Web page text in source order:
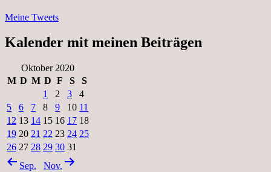
Meine Tweets
Kalender mit meinen Beiträgen
Oktober 2020
M D M D F S
S
1
2 3
4
5
6 7 8 9 10 11
12 13 14 15 16 17 18
19 20 21 22 23 24 25
26 27 28 29 30 31
Sep.
Nov.